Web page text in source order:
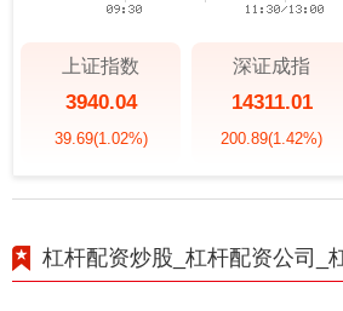
上证指数
3940.04
39.69(1.02%)
深证成指
14311.01
200.89(1.42%)
杠杆配资炒股_杠杆配资公司_